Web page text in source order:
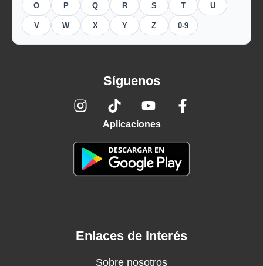
O P Q R S T U
V W X Y Z 0-9
Síguenos
Aplicaciones
Enlaces de Interés
Sobre nosotros